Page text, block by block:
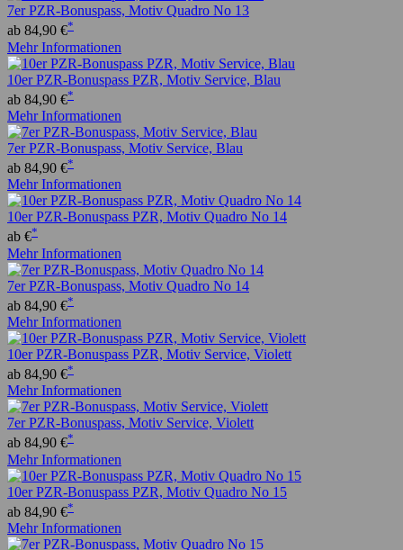
7er PZR-Bonuspass, Motiv Quadro No 13
ab 84,90 €*
Mehr Informationen
10er PZR-Bonuspass PZR, Motiv Service, Blau
ab 84,90 €*
Mehr Informationen
7er PZR-Bonuspass, Motiv Service, Blau
ab 84,90 €*
Mehr Informationen
10er PZR-Bonuspass PZR, Motiv Quadro No 14
ab €*
Mehr Informationen
7er PZR-Bonuspass, Motiv Quadro No 14
ab 84,90 €*
Mehr Informationen
10er PZR-Bonuspass PZR, Motiv Service, Violett
ab 84,90 €*
Mehr Informationen
7er PZR-Bonuspass, Motiv Service, Violett
ab 84,90 €*
Mehr Informationen
10er PZR-Bonuspass PZR, Motiv Quadro No 15
ab 84,90 €*
Mehr Informationen